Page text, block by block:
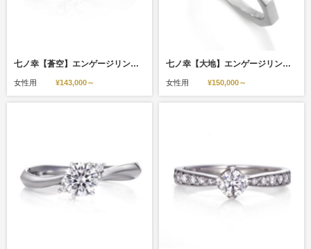
七ノ幸【蒼空】エンゲージリング/ブルーダイヤセッティング 雲ひとつない澄んだ空をイメージしたデザインです。
女性用 ¥143,000～
七ノ幸【大地】エンゲージリング/透明感があるバゲットダイヤが施された婚約指輪
女性用 ¥150,000～